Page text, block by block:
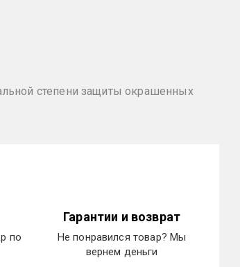
степени защиты окрашенных
по
Гарантии и возврат
Не понравился товар? Мы
вернем деньги